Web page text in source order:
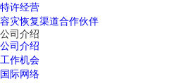
特许经营
容灾恢复渠道合作伙伴
公司介绍
公司介绍
工作机会
国际网络